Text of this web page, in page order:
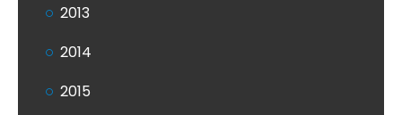
2013
2014
2015